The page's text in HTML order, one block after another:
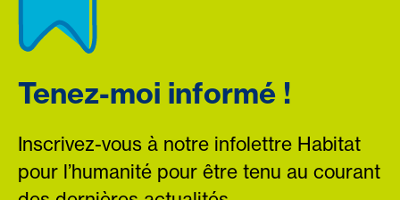
Tenez-moi informé !
Inscrivez-vous à notre infolettre Habitat
pour l’humanité pour être tenu au courant